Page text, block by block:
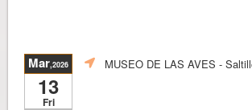
Mar,2026
13
Fri
MUSEO DE LAS AVES -